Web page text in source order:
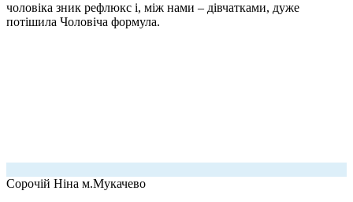
чоловіка зник рефлюкс і, між нами – дівчатками, дуже
потішила Чоловіча формула.
Сорочій Ніна м.Мукачево